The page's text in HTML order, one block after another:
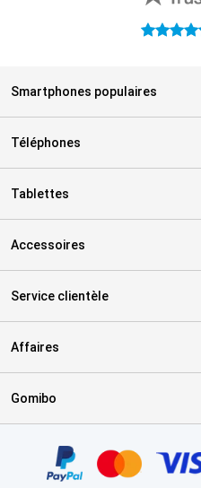
4.6 étoiles
Smartphones populaires
Téléphones
Tablettes
Accessoires
Service clientèle
Affaires
Gomibo